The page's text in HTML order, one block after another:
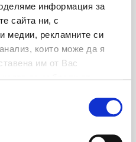
информация за
сайта ни, с
медии, рекламните си
които може да я
им от Вас